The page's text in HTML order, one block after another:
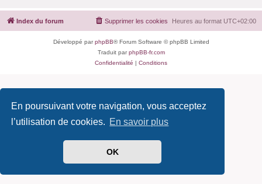
En poursuivant votre navigation, vous acceptez
l’utilisation de cookies. En savoir plus
OK
Index du forum Heures au format UTC+02:00
Supprimer les cookies
Développé parphpBB® Forum Software © phpBB Limited
Traduit parphpBB-fr.com
Confidentialité | Conditions